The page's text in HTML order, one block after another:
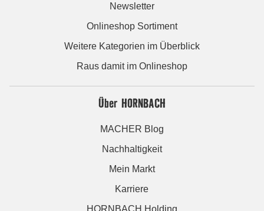
Newsletter
Onlineshop Sortiment
Weitere Kategorien im Überblick
Raus damit im Onlineshop
Über HORNBACH
MACHER Blog
Nachhaltigkeit
Mein Markt
Karriere
HORNBACH Holding